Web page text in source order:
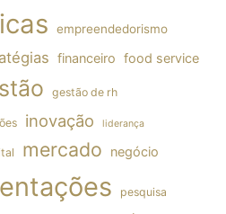
empreendedorismo
financeiro food service
gestão de rh
inovação liderança
mercado negócio
pesquisa